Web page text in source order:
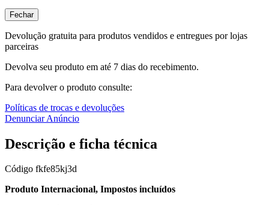
Fechar
Devolução gratuita para produtos vendidos e entregues por lojas
parceiras
Devolva seu produto em até 7 dias do recebimento.
Para devolver o produto consulte:
Políticas de trocas e devoluções
Denunciar Anúncio
Descrição e ficha técnica
Código fkfe85kj3d
Produto Internacional, Impostos incluídos